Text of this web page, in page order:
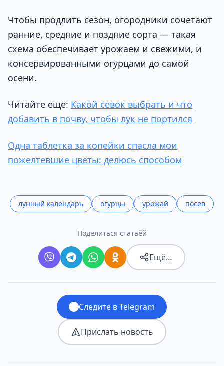
Чтобы продлить сезон, огородники сочетают
ранние, средние и поздние сорта — такая
схема обеспечивает урожаем и свежими, и
консервированными огурцами до самой
осени.
Читайте еще: Какой севок выбрать и что
добавить в почву, чтобы лук не портился
Одна таблетка за копейки спасла мои
пожелтевшие цветы: делюсь способом
лунный календарь огурцы урожай посев
Поделиться статьёй
Ещё…
Следите в Telegram
Прислать новость